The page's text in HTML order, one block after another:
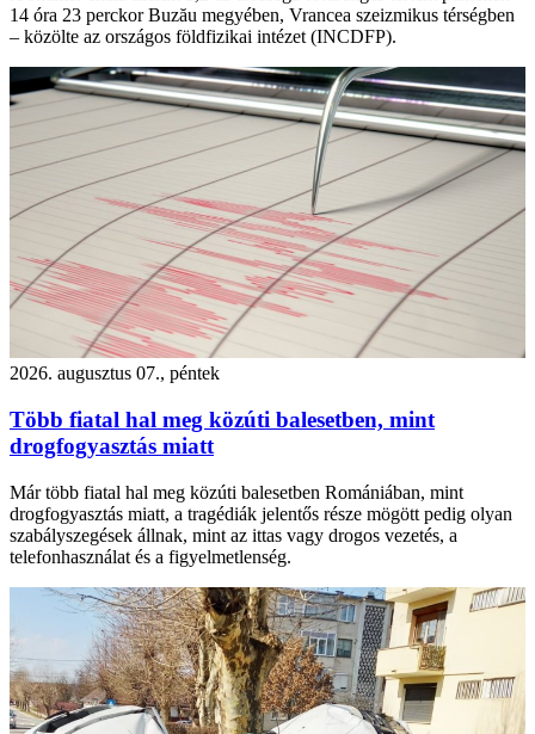
14 óra 23 perckor Buzău megyében, Vrancea szeizmikus térségben
– közölte az országos földfizikai intézet (INCDFP).
2026. augusztus 07., péntek
Több fiatal hal meg közúti balesetben, mint
drogfogyasztás miatt
Már több fiatal hal meg közúti balesetben Romániában, mint
drogfogyasztás miatt, a tragédiák jelentős része mögött pedig olyan
szabályszegések állnak, mint az ittas vagy drogos vezetés, a
telefonhasználat és a figyelmetlenség.